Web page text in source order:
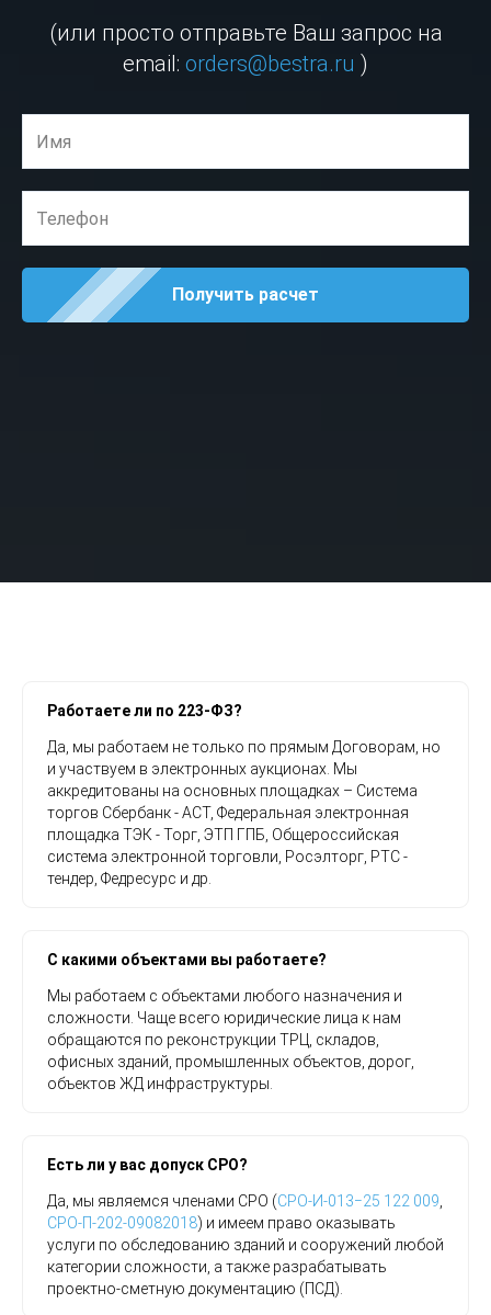
(или просто отправьте Ваш запрос на
email: orders@bestra.ru )
Получить расчет
Работаете ли по 223-ФЗ?
Да, мы работаем не только по прямым Договорам, но
и участвуем в электронных аукционах. Мы
аккредитованы на основных площадках – Система
торгов Сбербанк - АСТ, Федеральная электронная
площадка ТЭК - Торг, ЭТП ГПБ, Общероссийская
система электронной торговли, Росэлторг, РТС -
тендер, Федресурс и др.
С какими объектами вы работаете?
Мы работаем с объектами любого назначения и
сложности. Чаще всего юридические лица к нам
обращаются по реконструкции ТРЦ, складов,
офисных зданий, промышленных объектов, дорог,
объектов ЖД инфраструктуры.
Есть ли у вас допуск СРО?
Да, мы являемся членами СРО (СРО-И-013−25 122 009,
СРО-П-202-09082018) и имеем право оказывать
услуги по обследованию зданий и сооружений любой
категории сложности, а также разрабатывать
проектно-сметную документацию (ПСД).